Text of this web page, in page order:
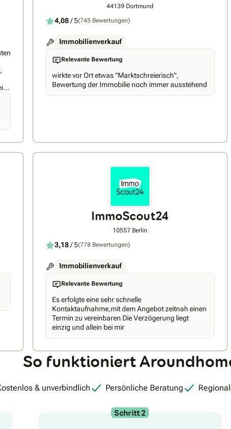
44139 Dortmund
4,08/ 5(745 Bewertungen)
Immobilienverkauf
Relevante Bewertung
wirkte vor Ort etwas "Marktschreierisch",
Bewertung der Immobilie noch immer ausstehend
ImmoScout24
10557 Berlin
3,18/ 5(778 Bewertungen)
Immobilienverkauf
Relevante Bewertung
Es erfolgte eine sehr schnelle
Kontaktaufnahme,mit dem Angebot zeitnah einen
Termin zu vereinbaren Die Verzögerung liegt
einzig und allein bei mir
So funktioniert
& unverbindlich Persönliche Beratung
Schritt 2